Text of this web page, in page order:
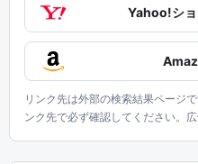
Yahoo!シ
リンク先は外部の検索結果ページ
ンク先で必ず確認してください。広